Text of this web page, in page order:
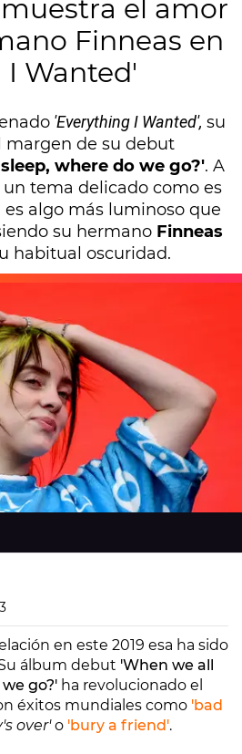
el amor
Finneas en
Wanted'
'Everything I Wanted', su
margen de su debut
where do we go?'. A
tema delicado como es
algo más luminoso que
su hermano Finneas
habitual oscuridad.
en este 2019 esa ha sido
álbum debut 'When we all
go?' ha revolucionado el
éxitos mundiales como 'bad
over'o 'bury a friend'.